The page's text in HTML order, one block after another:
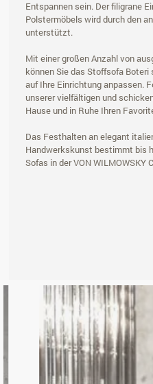
Entspannen sein. Der filigrane
Polstermöbels wird durch den
unterstützt.
Mit einer großen Anzahl von
können Sie das Stoffsofa
auf Ihre Einrichtung anpassen.
unserer vielfältigen und
Hause und in Ruhe Ihren
Das Festhalten an elegant
Handwerkskunst bestimmt bis
Sofas in der VON WILMOWSKY